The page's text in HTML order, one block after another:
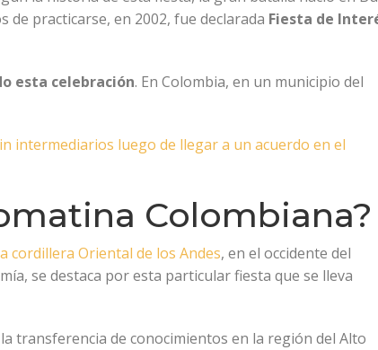
de practicarse, en 2002, fue declarada Fiesta de
esta celebración. En Colombia, en un municipio del
intermediarios luego de llegar a un acuerdo en el
Colombiana?
cordillera Oriental de los Andes, en el occidente del
se destaca por esta particular fiesta que se lleva
transferencia de conocimientos en la región del Alto